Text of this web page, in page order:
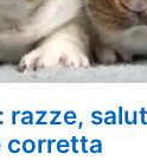
razze,
corretta